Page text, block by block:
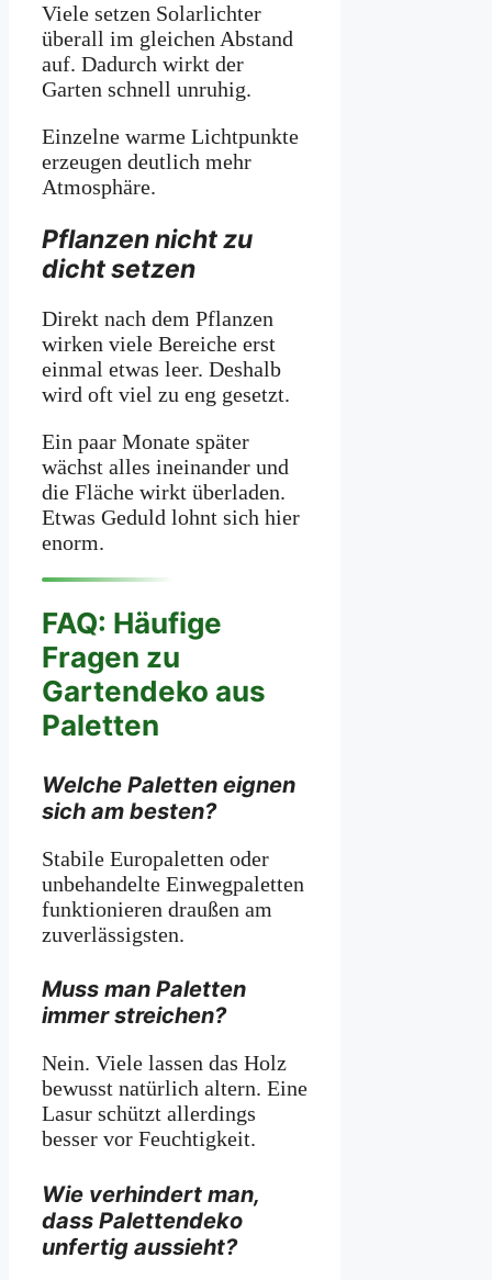
Viele setzen Solarlichter
überall im gleichen Abstand
auf. Dadurch wirkt der
Garten schnell unruhig.
Einzelne warme Lichtpunkte
erzeugen deutlich mehr
Atmosphäre.
Pflanzen nicht zu
dicht setzen
Direkt nach dem Pflanzen
wirken viele Bereiche erst
einmal etwas leer. Deshalb
wird oft viel zu eng gesetzt.
Ein paar Monate später
wächst alles ineinander und
die Fläche wirkt überladen.
Etwas Geduld lohnt sich hier
enorm.
FAQ: Häufige
Fragen zu
Gartendeko aus
Paletten
Welche Paletten eignen
sich am besten?
Stabile Europaletten oder
unbehandelte Einwegpaletten
funktionieren draußen am
zuverlässigsten.
Muss man Paletten
immer streichen?
Nein. Viele lassen das Holz
bewusst natürlich altern. Eine
Lasur schützt allerdings
besser vor Feuchtigkeit.
Wie verhindert man,
dass Palettendeko
unfertig aussieht?